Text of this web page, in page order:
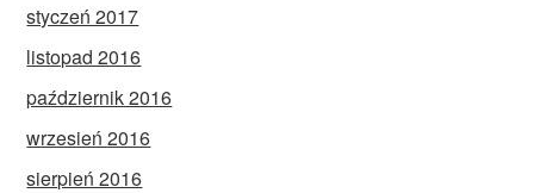
styczeń 2017
listopad 2016
październik 2016
wrzesień 2016
sierpień 2016